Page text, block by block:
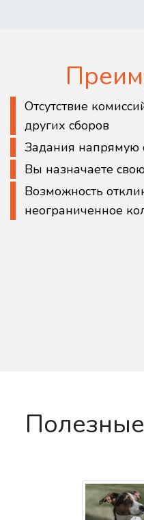
Отсутствие
других сборов
Задания напрямую
Вы назначаете
Возможность
неограниченное